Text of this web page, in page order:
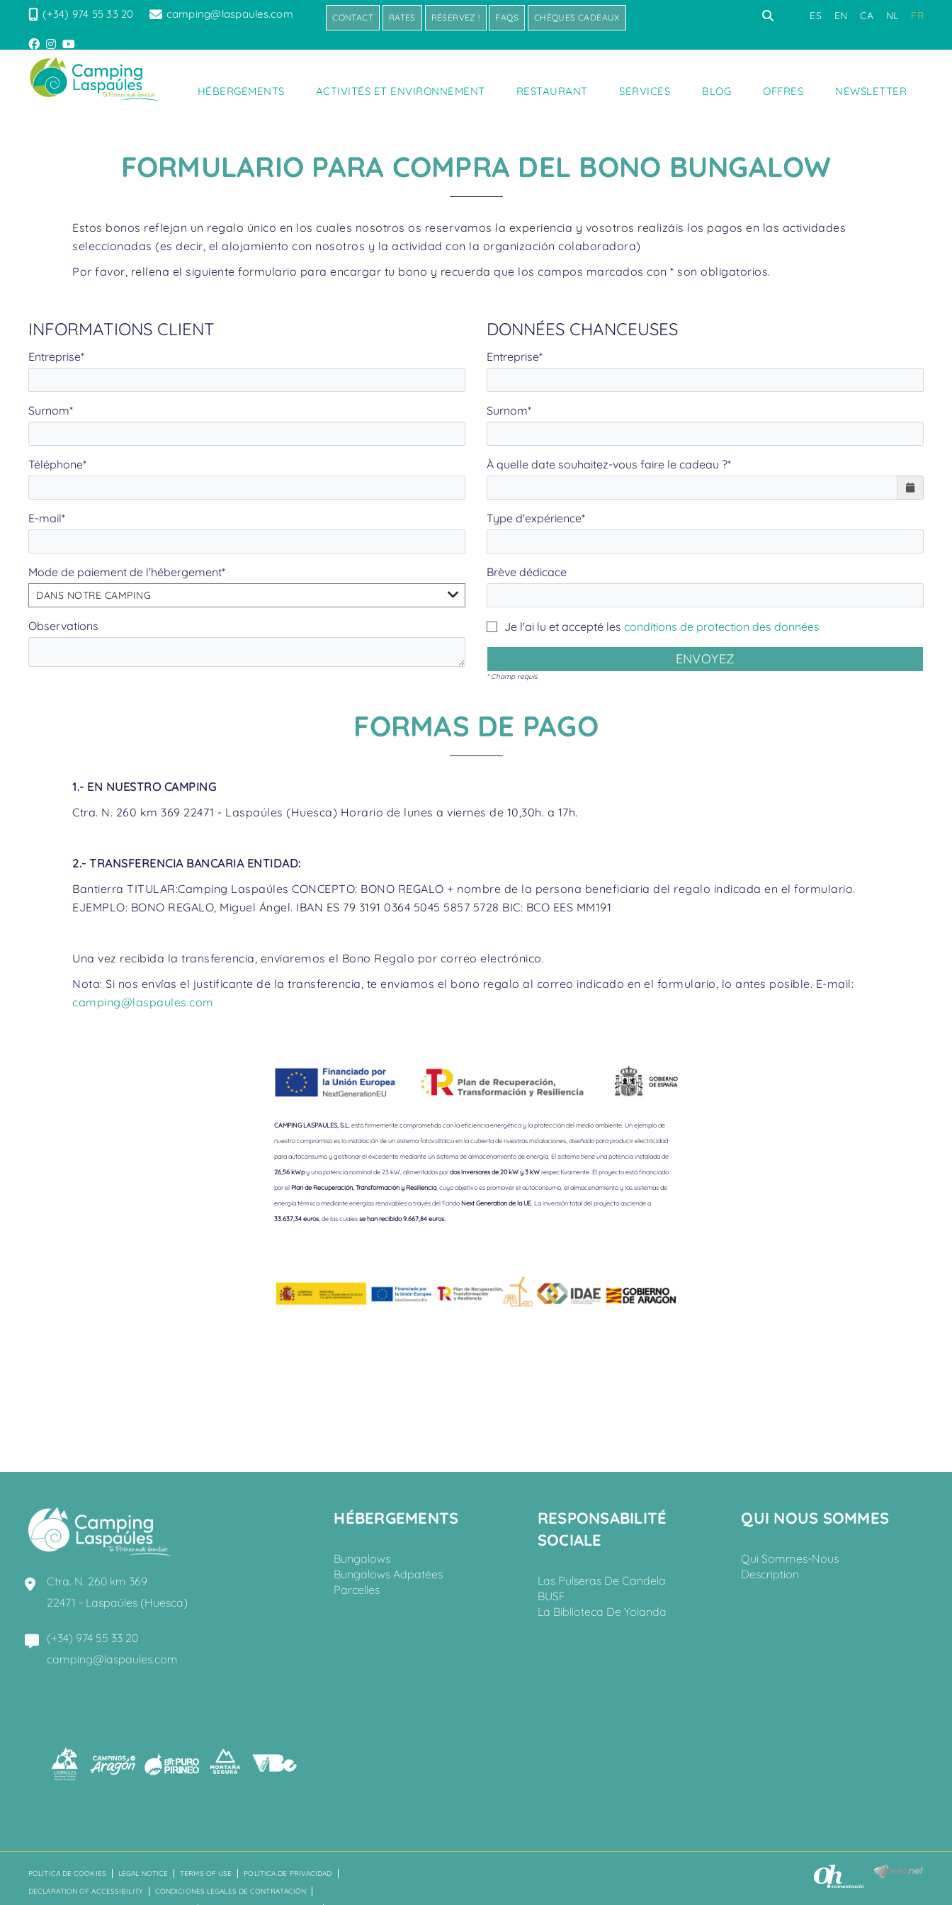
(+34) 974 55 33 20 camping@laspaules.com ES EN CA NL FR
CONTACT RATES RÉSERVEZ ! FAQS CHÈQUES CADEAUX
HÉBERGEMENTS ACTIVITÉS ET ENVIRONNEMENT RESTAURANT SERVICES BLOG OFFRES NEWSLETTER
FORMULARIO PARA COMPRA DEL BONO BUNGALOW
Estos bonos reflejan un regalo único en los cuales nosotros os reservamos la experiencia y vosotros realizáis los pagos en las actividades
seleccionadas (es decir, el alojamiento con nosotros y la actividad con la organización colaboradora)
Por favor, rellena el siguiente formulario para encargar tu bono y recuerda que los campos marcados con * son obligatorios.
INFORMATIONS CLIENT
Entreprise*
Surnom*
Téléphone*
E-mail*
Mode de paiement de l'hébergement*
DANS NOTRE CAMPING
Observations
DONNÉES CHANCEUSES
Entreprise*
Surnom*
À quelle date souhaitez-vous faire le cadeau ?*
Type d'expérience*
Brève dédicace
Je l'ai lu et accepté les conditions de protection des données
ENVOYEZ
* Champ requis
FORMAS DE PAGO
1.- EN NUESTRO CAMPING
Ctra. N. 260 km 369 22471 - Laspaúles (Huesca) Horario de lunes a viernes de 10,30h. a 17h.
2.- TRANSFERENCIA BANCARIA ENTIDAD:
Bantierra TITULAR:Camping Laspaúles CONCEPTO: BONO REGALO + nombre de la persona beneficiaria del regalo indicada en el formulario.
EJEMPLO: BONO REGALO, Miguel Ángel. IBAN ES 79 3191 0364 5045 5857 5728 BIC: BCO EES MM191
Una vez recibida la transferencia, enviaremos el Bono Regalo por correo electrónico.
Nota: Si nos envías el justificante de la transferencia, te enviamos el bono regalo al correo indicado en el formulario, lo antes posible. E-mail:
camping@laspaules.com
CAMPING LASPAULES, S.L.
está firmemente comprometido con la eficiencia energética y la protección del medio ambiente. Un ejemplo de
nuestro compromiso es la instalación de un sistema fotovoltaico en la cubierta de nuestras instalaciones, diseñado para producir electricidad
para autoconsumo y gestionar el excedente mediante un sistema de almacenamiento de energía. El sistema tiene una potencia instalada de
26,56 kWpy una potencia nominal de 23 kW, alimentados pordos inversores de 20 kW y 3 kWrespectivamente. El proyecto está financiado
por elPlan de Recuperación, Transformación y Resiliencia, cuyo objetivo es promover el autoconsumo, el almacenamiento y los sistemas de
energía térmica mediante energías renovables a través del FondoNext Generation de la UE . La inversión total del proyecto asciende a
33.637,34 euros, de los cualesse han recibido 9.667,84 euros.
Ctra. N. 260 km 369
22471 - Laspaúles (Huesca)
(+34) 974 55 33 20
camping@laspaules.com
HÉBERGEMENTS
Bungalows
Bungalows Adpatées
Parcelles
RESPONSABILITÉ
SOCIALE
Las Pulseras De Candela
BUSF
La Biblioteca De Yolanda
QUI NOUS SOMMES
Qui Sommes-Nous
Description
POLÍTICA DE COOKIES LEGAL NOTICE TERMS OF USE
POLÍTICA DE PRIVACIDAD
DECLARATION OF ACCESSIBILITY
CONDICIONES LEGALES DE CONTRATACIÓN